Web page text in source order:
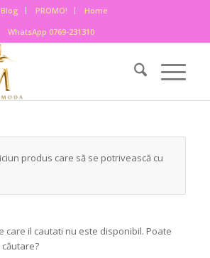
Blog PROMO!
Home
WhatsApp 0769-231310
produs care să se potrivească cu
care il cautati nu este disponibil. Poate